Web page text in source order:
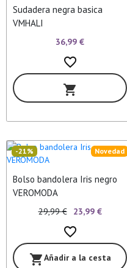
Sudadera negra basica
VMHALI
36,99 €
favorite_border
shopping_cart
Bolso bandolera Iris negro
VEROMODA
Novedad
-21%
29,99 € 23,99 €
favorite_border
shopping_cartAñadir a la cesta